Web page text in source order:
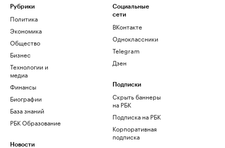
Рубрики
Политика
Экономика
Общество
Бизнес
Технологии и
медиа
Финансы
Биографии
База знаний
РБК Образование
Новости
Социальные
сети
ВКонтакте
Одноклассники
Telegram
Дзен
Подписки
Скрыть баннеры
на РБК
Подписка на РБК
Корпоративная
подписка